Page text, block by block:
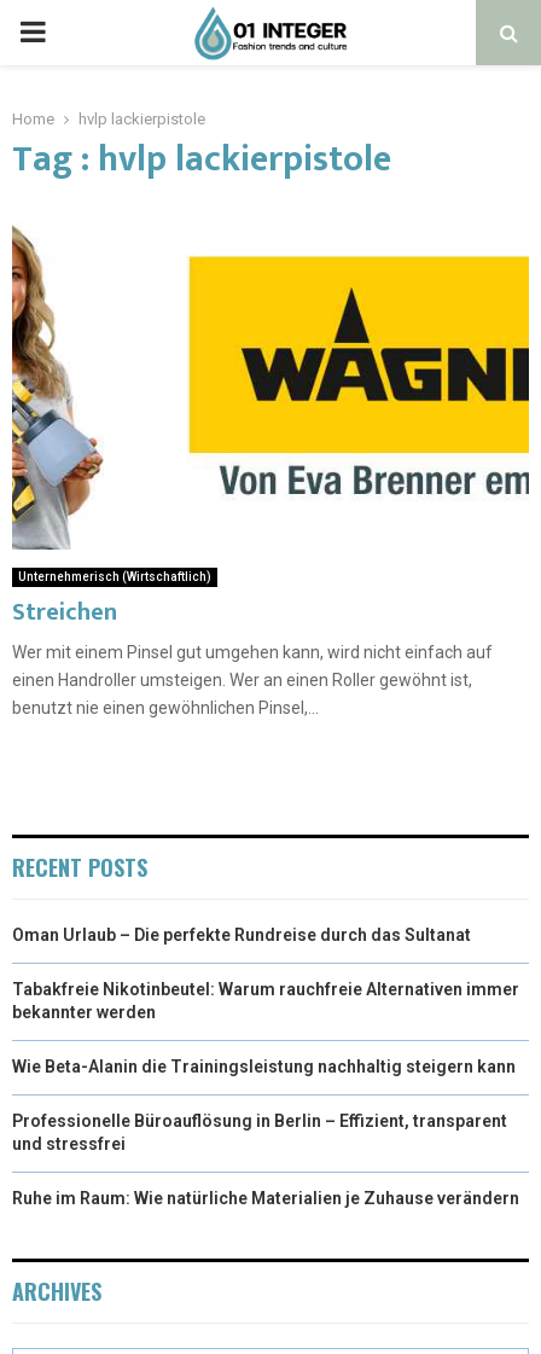
Home hvlp lackierpistole
Tag : hvlp lackierpistole
Unternehmerisch (Wirtschaftlich)
Streichen
Wer mit einem Pinsel gut umgehen kann, wird nicht einfach auf
einen Handroller umsteigen. Wer an einen Roller gewöhnt ist,
benutzt nie einen gewöhnlichen Pinsel,...
RECENT POSTS
Oman Urlaub – Die perfekte Rundreise durch das Sultanat
Tabakfreie Nikotinbeutel: Warum rauchfreie Alternativen immer
bekannter werden
Wie Beta-Alanin die Trainingsleistung nachhaltig steigern kann
Professionelle Büroauflösung in Berlin – Effizient, transparent
und stressfrei
Ruhe im Raum: Wie natürliche Materialien je Zuhause verändern
ARCHIVES